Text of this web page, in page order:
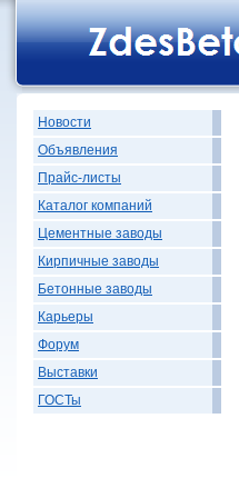
Новости
Объявления
Прайс-листы
Каталог компаний
Цементные заводы
Кирпичные заводы
Бетонные заводы
Карьеры
Форум
Выставки
ГОСТы